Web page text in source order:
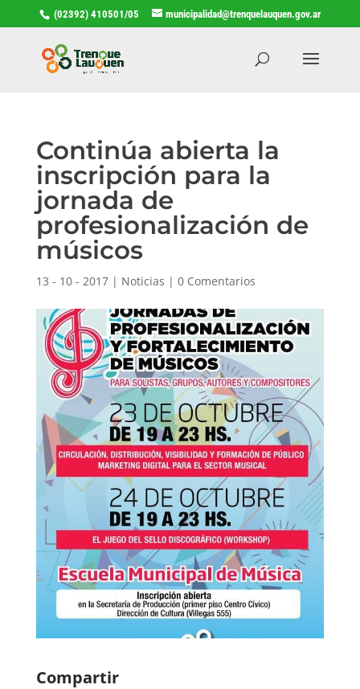
(02392) 410501/05 municipalidad@trenquelauquen.gov.ar
Continúa abierta la
inscripción para la
jornada de
profesionalización de
músicos
13 - 10 - 2017| Noticias | 0 Comentarios
Compartir